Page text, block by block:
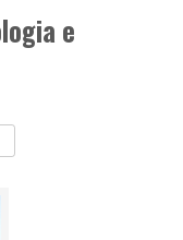
e